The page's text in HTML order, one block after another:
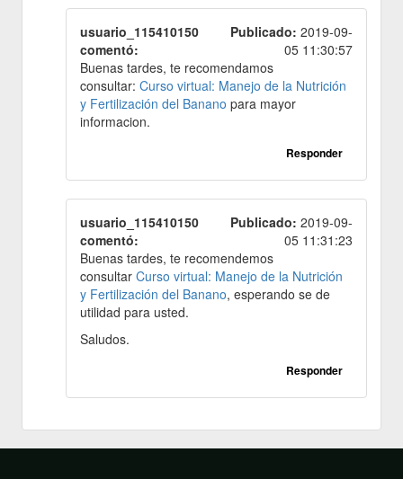
usuario_115410150
comentó:
Publicado: 2019-09-
05 11:30:57
Buenas tardes, te recomendamos
consultar:Curso virtual: Manejo de la Nutrición
y Fertilización del Banano para mayor
informacion.
Responder
usuario_115410150
comentó:
Publicado: 2019-09-
05 11:31:23
Buenas tardes, te recomendemos
consultarCurso virtual: Manejo de la Nutrición
y Fertilización del Banano, esperando se de
utilidad para usted.
Saludos.
Responder